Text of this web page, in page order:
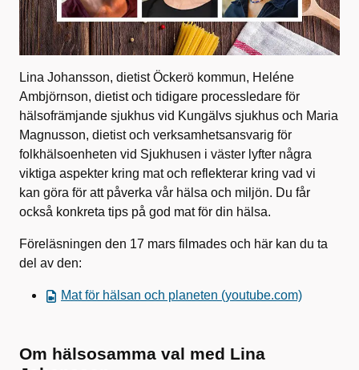
Lina Johansson, dietist Öckerö kommun, Heléne
Ambjörnson, dietist och tidigare processledare för
hälsofrämjande sjukhus vid Kungälvs sjukhus och Maria
Magnusson, dietist och verksamhetsansvarig för
folkhälsoenheten vid Sjukhusen i väster lyfter några
viktiga aspekter kring mat och reflekterar kring vad vi
kan göra för att påverka vår hälsa och miljön. Du får
också konkreta tips på god mat för din hälsa.
Föreläsningen den 17 mars filmades och här kan du ta
del av den:
Mat för hälsan och planeten (youtube.com)
Om hälsosamma val med Lina